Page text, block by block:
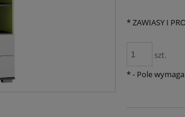
*ZAWIASY I
szt.
*- Pole